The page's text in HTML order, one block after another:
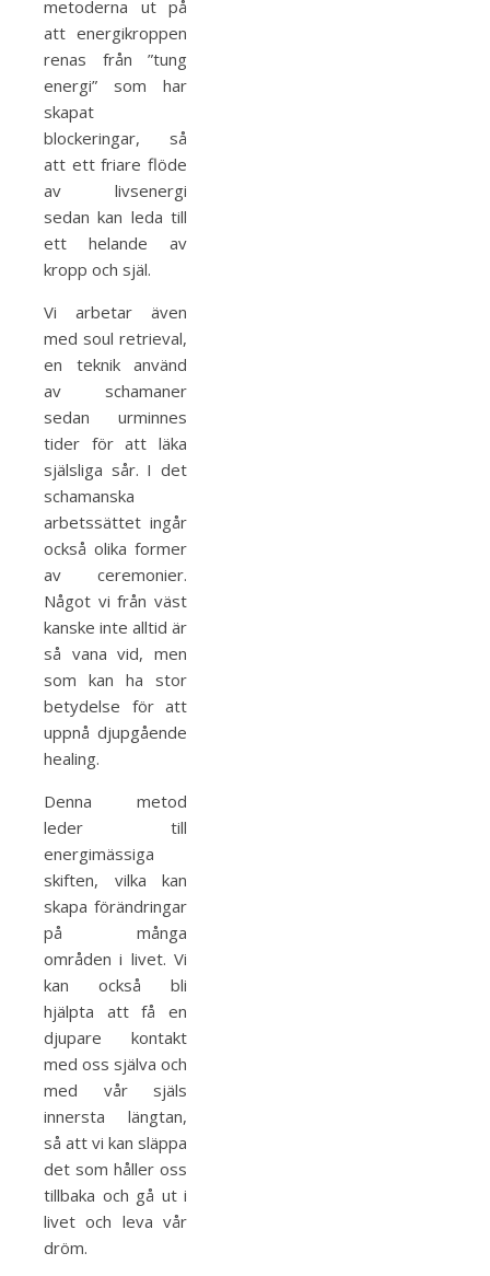
metoderna ut på
att energikroppen
renas från ”tung
energi” som har
skapat
blockeringar, så
att ett friare flöde
av livsenergi
sedan kan leda till
ett helande av
kropp och själ.
Vi arbetar även
med soul retrieval,
en teknik använd
av schamaner
sedan urminnes
tider för att läka
själsliga sår. I det
schamanska
arbetssättet ingår
också olika former
av ceremonier.
Något vi från väst
kanske inte alltid är
så vana vid, men
som kan ha stor
betydelse för att
uppnå djupgående
healing.
Denna metod
leder till
energimässiga
skiften, vilka kan
skapa förändringar
på många
områden i livet. Vi
kan också bli
hjälpta att få en
djupare kontakt
med oss själva och
med vår själs
innersta längtan,
så att vi kan släppa
det som håller oss
tillbaka och gå ut i
livet och leva vår
dröm.